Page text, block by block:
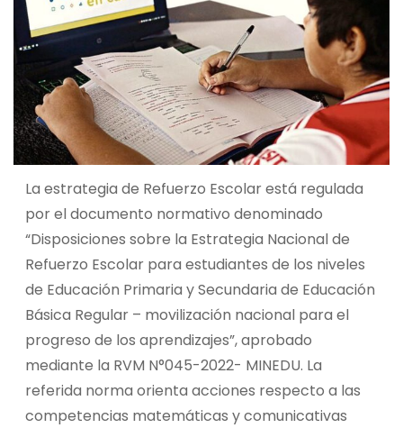
La estrategia de Refuerzo Escolar está regulada
por el documento normativo denominado
“Disposiciones sobre la Estrategia Nacional de
Refuerzo Escolar para estudiantes de los niveles
de Educación Primaria y Secundaria de Educación
Básica Regular – movilización nacional para el
progreso de los aprendizajes”, aprobado
mediante la RVM N°045-2022- MINEDU. La
referida norma orienta acciones respecto a las
competencias matemáticas y comunicativas